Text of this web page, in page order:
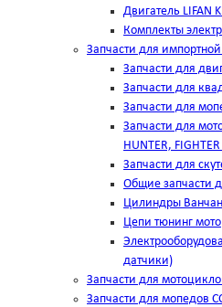
Двигатель LIFAN
Комплекты
Запчасти для
Запчасти для
Запчасти для
Запчасти для
Запчасти для
HUNTER,
Запчасти для
Общие запчасти
Цилиндры
Цепи тюнинг мото
датчики)
Запчасти для
Запчасти для мопедов